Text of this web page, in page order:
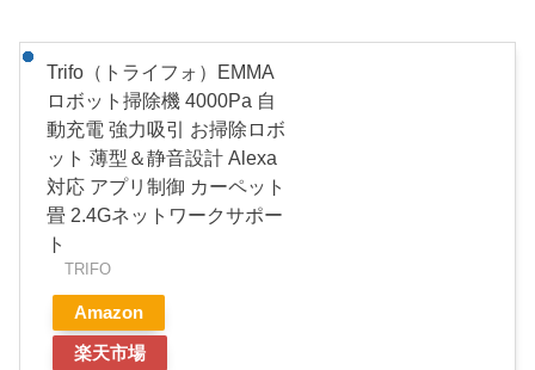
Trifo（トライフォ）EMMA
ロボット掃除機 4000Pa 自
動充電 強力吸引 お掃除ロボ
ット 薄型＆静音設計 Alexa
対応 アプリ制御 カーペット
畳 2.4Gネットワークサポー
ト
TRIFO
Amazon
楽天市場